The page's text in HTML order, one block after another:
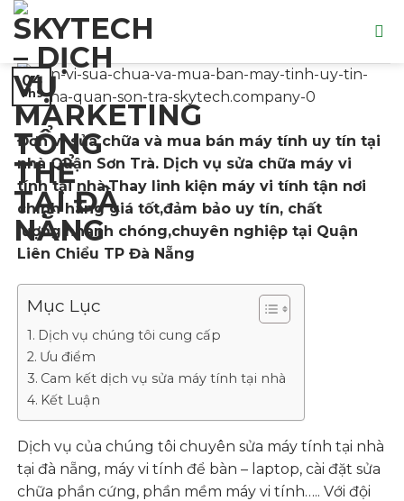
Skip
to
content
04
Th9
Đơn vị sửa chữa và mua bán máy tính uy tín tại
nhà Quận Sơn Trà. Dịch vụ sửa chữa máy vi
tính tại nhà,Thay linh kiện máy vi tính tận nơi
chính hãng giá tốt,đảm bảo uy tín, chất
lượng,nhanh chóng,chuyên nghiệp tại Quận
Liên Chiểu TP Đà Nẵng
Mục Lục
Dịch vụ chúng tôi cung cấp
Ưu điểm
Cam kết dịch vụ sửa máy tính tại nhà
Kết Luận
Dịch vụ của chúng tôi chuyên sửa máy tính tại nhà
tại đà nẵng, máy vi tính để bàn – laptop, cài đặt sửa
chữa phần cứng, phần mềm máy vi tính….. Với đội